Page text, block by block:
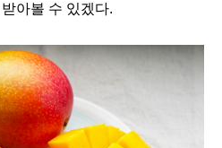
아볼 수 있겠다.